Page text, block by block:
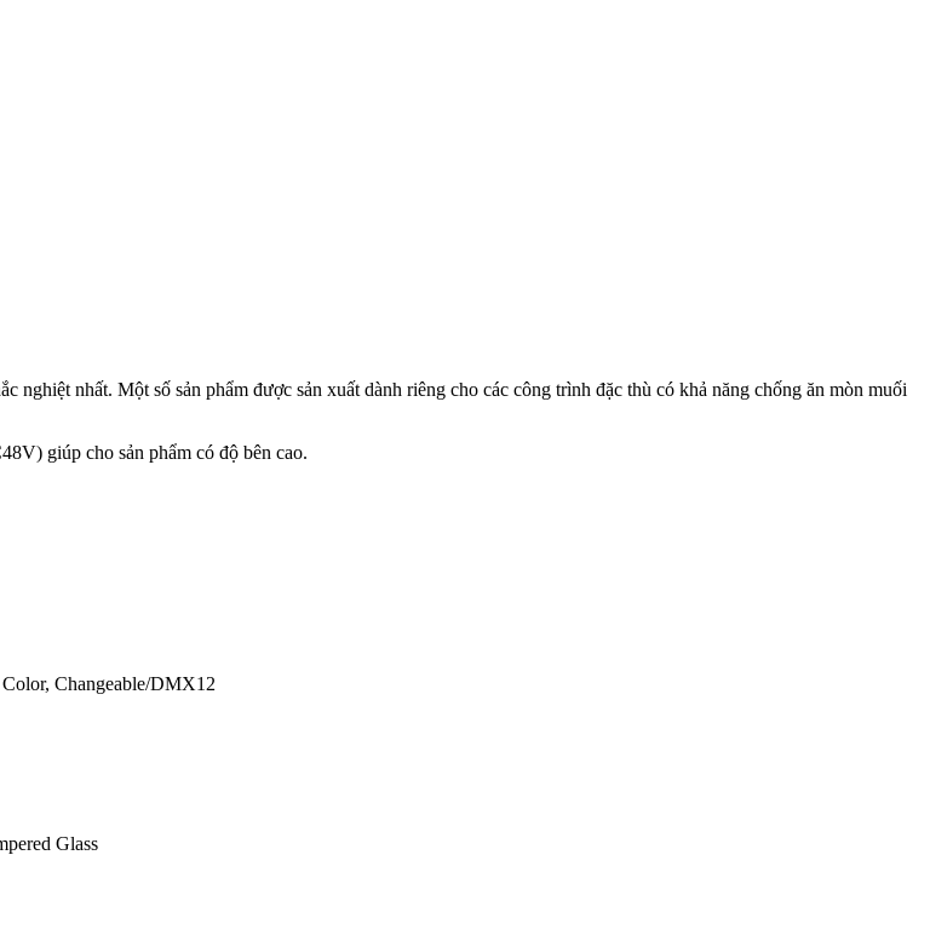
nghiệt nhất. Một số sản phẩm được sản xuất dành riêng cho các công trình đặc thù có khả năng chống ăn mòn muối
giúp cho sản phẩm có độ bên cao.
Changeable/DMX12
Glass